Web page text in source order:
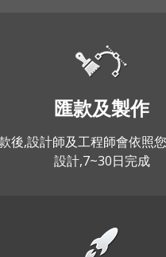
匯款及製作
後,設計師及工程師會依照
設計,7~30日完成